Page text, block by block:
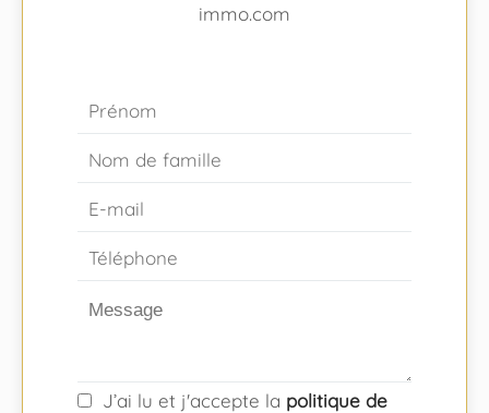
immo.com
J’ai lu et j'accepte la politique de